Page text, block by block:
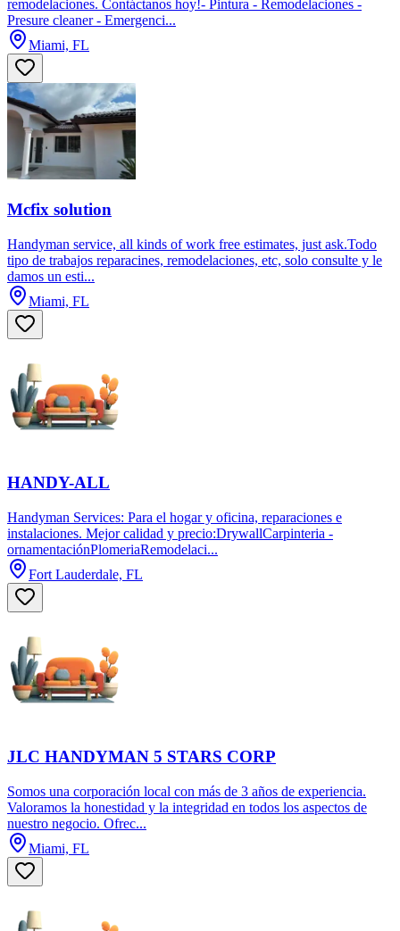
remodelaciones. Contáctanos hoy!- Pintura - Remodelaciones -
Presure cleaner - Emergenci...
Miami, FL
Mcfix solution
Handyman service, all kinds of work free estimates, just ask.Todo
tipo de trabajos reparacines, remodelaciones, etc, solo consulte y le
damos un esti...
Miami, FL
HANDY-ALL
Handyman Services: Para el hogar y oficina, reparaciones e
instalaciones. Mejor calidad y precio:DrywallCarpinteria -
ornamentaciónPlomeriaRemodelaci...
Fort Lauderdale, FL
JLC HANDYMAN 5 STARS CORP
Somos una corporación local con más de 3 años de experiencia.
Valoramos la honestidad y la integridad en todos los aspectos de
nuestro negocio. Ofrec...
Miami, FL